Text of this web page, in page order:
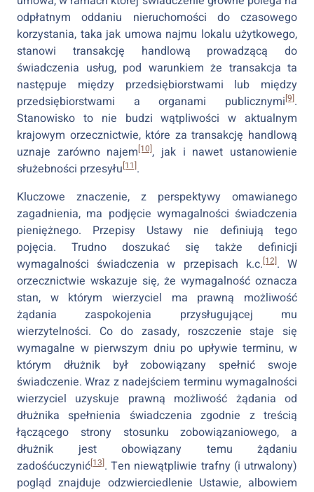
odpłatnym oddaniu nieruchomości do czasowego
korzystania, taka jak umowa najmu lokalu użytkowego,
stanowi transakcję handlową prowadzącą do
świadczenia usług, pod warunkiem że transakcja ta
następuje między przedsiębiorstwami lub między
przedsiębiorstwami a organami publicznymi[9].
Stanowisko to nie budzi wątpliwości w aktualnym
krajowym orzecznictwie, które za transakcję handlową
uznaje zarówno najem[10], jak i nawet ustanowienie
służebności przesyłu[11].
Kluczowe znaczenie, z perspektywy omawianego
zagadnienia, ma podjęcie wymagalności świadczenia
pieniężnego. Przepisy Ustawy nie definiują tego
pojęcia. Trudno doszukać się także definicji
wymagalności świadczenia w przepisach k.c.[12]. W
orzecznictwie wskazuje się, że wymagalność oznacza
stan, w którym wierzyciel ma prawną możliwość
żądania zaspokojenia przysługującej mu
wierzytelności. Co do zasady, roszczenie staje się
wymagalne w pierwszym dniu po upływie terminu, w
którym dłużnik był zobowiązany spełnić swoje
świadczenie. Wraz z nadejściem terminu wymagalności
wierzyciel uzyskuje prawną możliwość żądania od
dłużnika spełnienia świadczenia zgodnie z treścią
łączącego strony stosunku zobowiązaniowego, a
dłużnik jest obowiązany temu żądaniu
zadośćuczynić[13]. Ten niewątpliwie trafny (i utrwalony)
pogląd znajduje odzwierciedlenie Ustawie, albowiem